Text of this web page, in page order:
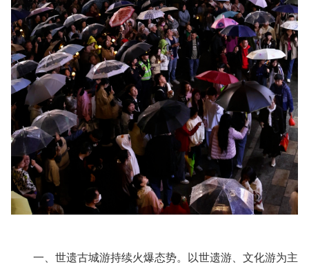
一、世遗古城游持续火爆态势。以世遗游、文化游为主